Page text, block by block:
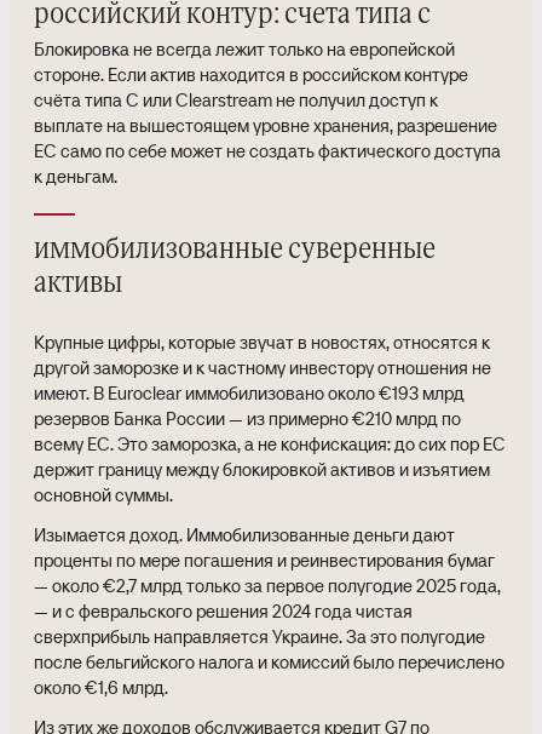
российский контур: счета типа c
Блокировка не всегда лежит только на европейской
стороне. Если актив находится в российском контуре
счёта типа C или Clearstream не получил доступ к
выплате на вышестоящем уровне хранения, разрешение
ЕС само по себе может не создать фактического доступа
к деньгам.
иммобилизованные суверенные
активы
Крупные цифры, которые звучат в новостях, относятся к
другой заморозке и к частному инвестору отношения не
имеют. В Euroclear иммобилизовано около €193 млрд
резервов Банка России — из примерно €210 млрд по
всему ЕС. Это заморозка, а не конфискация: до сих пор ЕС
держит границу между блокировкой активов и изъятием
основной суммы.
Изымается доход. Иммобилизованные деньги дают
проценты по мере погашения и реинвестирования бумаг
— около €2,7 млрд только за первое полугодие 2025 года,
— и с февральского решения 2024 года чистая
сверхприбыль направляется Украине. За это полугодие
после бельгийского налога и комиссий было перечислено
около €1,6 млрд.
Из этих же доходов обслуживается кредит G7 по